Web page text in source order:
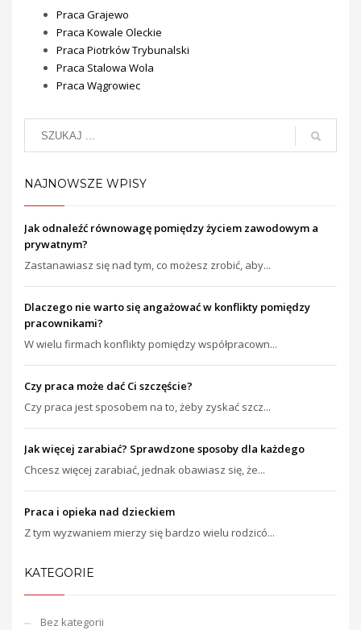
Praca Grajewo
Praca Kowale Oleckie
Praca Piotrków Trybunalski
Praca Stalowa Wola
Praca Wągrowiec
NAJNOWSZE WPISY
Jak odnaleźć równowagę pomiędzy życiem zawodowym a
prywatnym?
Zastanawiasz się nad tym, co możesz zrobić, aby...
Dlaczego nie warto się angażować w konflikty pomiędzy
pracownikami?
W wielu firmach konflikty pomiędzy współpracown...
Czy praca może dać Ci szczęście?
Czy praca jest sposobem na to, żeby zyskać szcz...
Jak więcej zarabiać? Sprawdzone sposoby dla każdego
Chcesz więcej zarabiać, jednak obawiasz się, że...
Praca i opieka nad dzieckiem
Z tym wyzwaniem mierzy się bardzo wielu rodzicó...
KATEGORIE
Bez kategorii